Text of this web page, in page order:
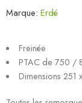
Marque: Erdé
Freinée
PTAC de 750
Dimensions 251